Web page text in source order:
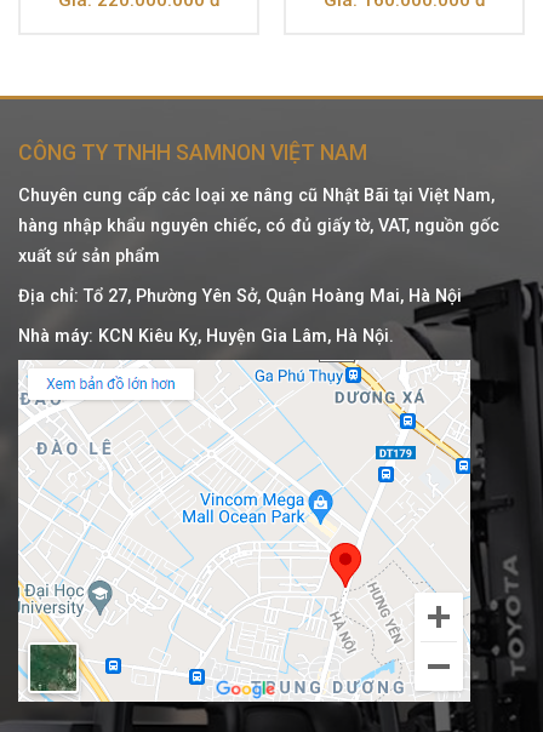
CÔNG TY TNHH SAMNON VIỆT NAM
Chuyên cung cấp các loại xe nâng cũ Nhật Bãi tại Việt Nam,
hàng nhập khẩu nguyên chiếc, có đủ giấy tờ, VAT, nguồn gốc
xuất sứ sản phẩm
Địa chỉ: Tổ 27, Phường Yên Sở, Quận Hoàng Mai, Hà Nội
Nhà máy: KCN Kiêu Kỵ, Huyện Gia Lâm, Hà Nội.